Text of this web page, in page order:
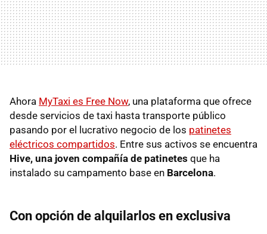
Ahora MyTaxi es Free Now, una plataforma que ofrece
desde servicios de taxi hasta transporte público
pasando por el lucrativo negocio de los patinetes
eléctricos compartidos. Entre sus activos se encuentra
Hive, una joven compañía de patinetes que ha
instalado su campamento base en Barcelona.
Con opción de alquilarlos en exclusiva